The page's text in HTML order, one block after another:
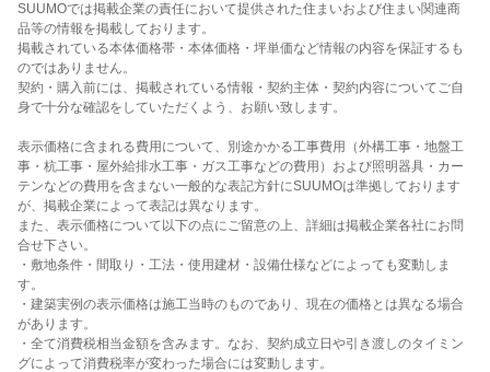
SUUMOでは掲載企業の責任において提供された住まいおよび住まい関連商
品等の情報を掲載しております。
掲載されている本体価格帯・本体価格・坪単価など情報の内容を保証するも
のではありません。
契約・購入前には、掲載されている情報・契約主体・契約内容についてご自
身で十分な確認をしていただくよう、お願い致します。
表示価格に含まれる費用について、別途かかる工事費用（外構工事・地盤工
事・杭工事・屋外給排水工事・ガス工事などの費用）および照明器具・カー
テンなどの費用を含まない一般的な表記方針にSUUMOは準拠しております
が、掲載企業によって表記は異なります。
また、表示価格について以下の点にご留意の上、詳細は掲載企業各社にお問
合せ下さい。
・敷地条件・間取り・工法・使用建材・設備仕様などによっても変動しま
す。
・建築実例の表示価格は施工当時のものであり、現在の価格とは異なる場合
があります。
・全て消費税相当金額を含みます。なお、契約成立日や引き渡しのタイミン
グによって消費税率が変わった場合には変動します。